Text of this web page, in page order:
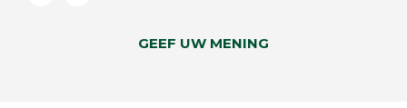
GEEF UW MENING